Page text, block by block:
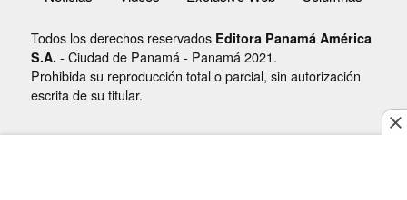
Todos los derechos reservados Editora Panamá América
S.A. - Ciudad de Panamá - Panamá 2021.
Prohibida su reproducción total o parcial, sin autorización
escrita de su titular.